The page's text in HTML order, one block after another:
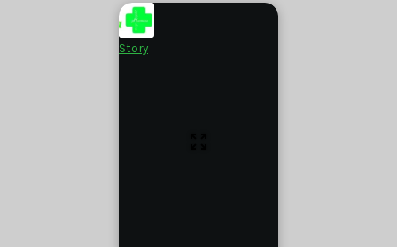
Story